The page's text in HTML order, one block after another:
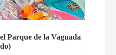
Parque de la Vaguada